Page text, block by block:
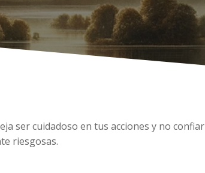
ser cuidadoso en tus acciones y no
riesgosas.